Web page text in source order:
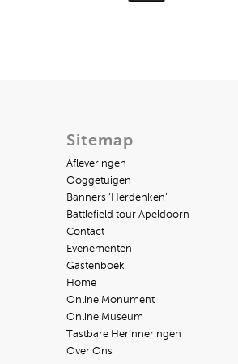
Sitemap
Afleveringen
Ooggetuigen
Banners ‘Herdenken’
Battlefield tour Apeldoorn
Contact
Evenementen
Gastenboek
Home
Online Monument
Online Museum
Tastbare Herinneringen
Over Ons